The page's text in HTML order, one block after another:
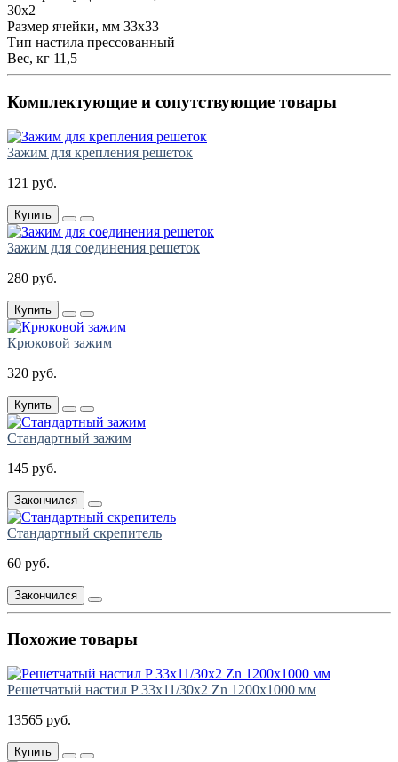
30х2
Размер ячейки, мм 33х33
Тип настила прессованный
Вес, кг 11,5
Комплектующие и сопутствующие товары
Зажим для крепления решеток
121 руб.
Купить
Зажим для соединения решеток
280 руб.
Купить
Крюковой зажим
320 руб.
Купить
Стандартный зажим
145 руб.
Закончился
Стандартный скрепитель
60 руб.
Закончился
Похожие товары
Решетчатый настил P 33х11/30х2 Zn 1200х1000 мм
13565 руб.
Купить